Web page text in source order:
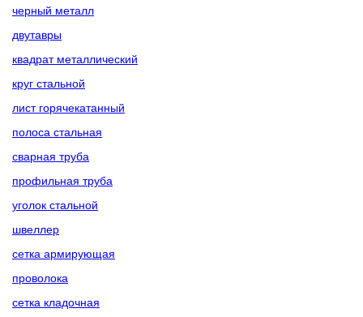
черный металл
двутавры
квадрат металлический
круг стальной
лист горячекатанный
полоса стальная
сварная труба
профильная труба
уголок стальной
швеллер
сетка армирующая
проволока
сетка кладочная